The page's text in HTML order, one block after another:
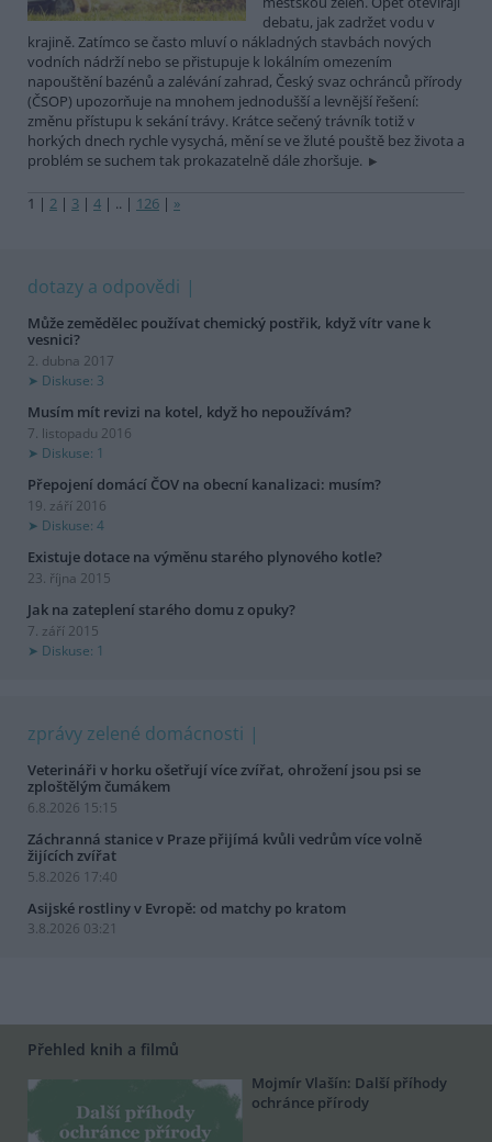
debatu, jak zadržet vodu v
krajině. Zatímco se často mluví o nákladných stavbách nových
vodních nádrží nebo se přistupuje k lokálním omezením
napouštění bazénů a zalévání zahrad, Český svaz ochránců přírody
(ČSOP) upozorňuje na mnohem jednodušší a levnější řešení:
změnu přístupu k sekání trávy. Krátce sečený trávník totiž v
horkých dnech rychle vysychá, mění se ve žluté pouště bez života a
problém se suchem tak prokazatelně dále zhoršuje.
1 | 2 | 3 | 4 | .. | 126 | »
dotazy a odpovědi
Může zemědělec používat chemický postřik, když vítr vane k
vesnici?
2. dubna 2017
Diskuse: 3
Musím mít revizi na kotel, když ho nepoužívám?
7. listopadu 2016
Diskuse: 1
Přepojení domácí ČOV na obecní kanalizaci: musím?
19. září 2016
Diskuse: 4
Existuje dotace na výměnu starého plynového kotle?
23. října 2015
Jak na zateplení starého domu z opuky?
7. září 2015
Diskuse: 1
zprávy zelené domácnosti
Veterináři v horku ošetřují více zvířat, ohrožení jsou psi se
zploštělým čumákem
6.8.2026 15:15
Záchranná stanice v Praze přijímá kvůli vedrům více volně
žijících zvířat
5.8.2026 17:40
Asijské rostliny v Evropě: od matchy po kratom
3.8.2026 03:21
Přehled knih a filmů
Mojmír Vlašín: Další příhody
ochránce přírody